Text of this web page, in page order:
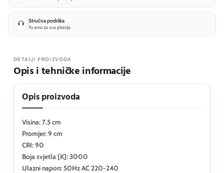
Stručna podrška
Tu smo za sva pitanja
DETALJI PROIZVODA
Opis i tehničke informacije
Opis proizvoda
Visina: 7.5 cm
Promjer: 9 cm
CRI: 90
Boja svjetla [K]: 3000
Ulazni napon: 50Hz AC 220-240